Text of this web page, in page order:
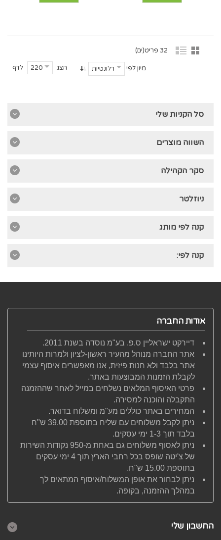
32 פריט(ים)
הצג 220 לדף מיון לפי רלונטיות
סל הקניות שלי
השווה מוצרים
סקר הקהילה
ניוזלטר
קנה לפי מותג
קנה לפי:
אודות החברה
דיירקט ישראליין ס.פ. בע"מ נוסדה בשנת 2011.
אתר החברה מנוהל מהעיר ראשון-לציון ולמרות היותינו
אתר בלבד ולא חנות פיזית, אנו מאפשרים איסוף עצמי
לקבלת הזמנות המבוצעות באתר.
פרטי האיסוף המלאים נשלחים במייל לאחר שההזמנה
התקבלה והוכנה למסירה.
המחירים באתר כוללים מע"מ ומשלוח בדואר.
ניתן לקבל משלוחים עם שליח בתוספת 39.00 ש"ח
בלבד תוך 1-3 ימי עסקים.
ניתן לאסוף משלוחים גם באחת מ-950 נקודות השירות
של צ'יטה שופס בכל רחבי הארץ תוך 4 ימי עסקים
בתוספת 15.00 ש"ח.
ניתן לבחור את אופן המשלוח/איסוף המתאים לך
במהלך ההזמנה, בקופה.
החשבון שלי